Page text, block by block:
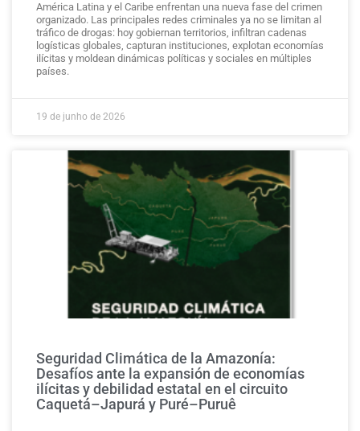
América Latina y el Caribe enfrentan una nueva fase del crimen
organizado. Las principales redes criminales ya no se limitan al
tráfico de drogas: hoy gobiernan territorios, infiltran cadenas
logísticas globales, capturan instituciones, explotan economías
ilícitas y moldean dinámicas políticas y sociales en múltiples
países.
19 de junho de 2026
Seguridad Climática de la Amazonía:
Desafíos ante la expansión de economías
ilícitas y debilidad estatal en el circuito
Caquetá–Japurá y Puré–Puruê